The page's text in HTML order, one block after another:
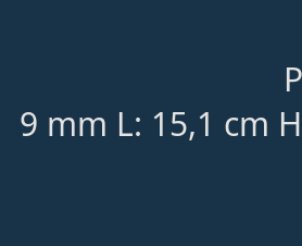
9 mm L: 15,1 cm